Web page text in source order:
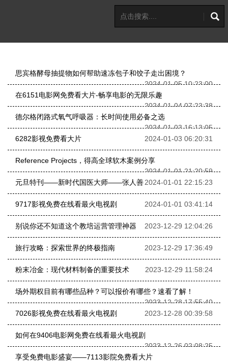
思宾格酵母抽提物如何帮助速冻包子和饺子走出困境？
2024-01-05 10:23:00
在6151电影网免费看大片-畅享电影的无限乐趣
2024-01-04 07:23:38
德尔格闭路式氧气呼吸器：长时间使用必备之选
2024-01-03 16:13:05
6282影视免费看大片
2024-01-03 06:20:31
Reference Projects，得高全球软木案例分享
2024-01-01 21:20:59
元旦特刊——新时代国医大师——张人善2024-01-01 22:15:23
9717影视免费在线看最火电视剧 2024-01-01 03:41:14
别说你还不知道这个教培运营管理神器 2023-12-29 12:04:26
旅行攻略：探索世界的终极指南 2023-12-29 17:36:49
粉末冶金：现代材料制备的重要技术 2023-12-29 11:58:24
场外期权目前有哪些品种？可以报价有哪些？速看了解！
2023-12-28 17:55:40
7026影视免费在线看最火电视剧
2023-12-28 00:39:58
如何在9406电影网免费在线看最火电视剧
2023-12-26 02:08:25
享受免费电影盛宴——7113影院免费看大片